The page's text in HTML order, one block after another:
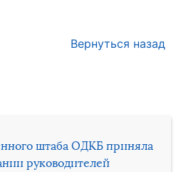
штаба ОДКБ приняла
руководителей
Вернуться назад